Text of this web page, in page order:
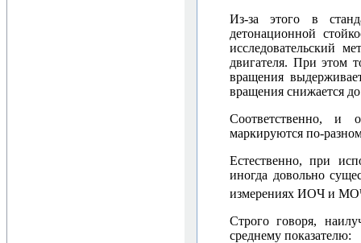
Из-за этого в
детонационной
исследовательский
двигателя. При этом
вращения
вращения снижается
Соответственно, и
маркируются по-
Естественно, при
иногда довольно
измерениях ИОЧ и
Строго говоря,
среднему показателю: